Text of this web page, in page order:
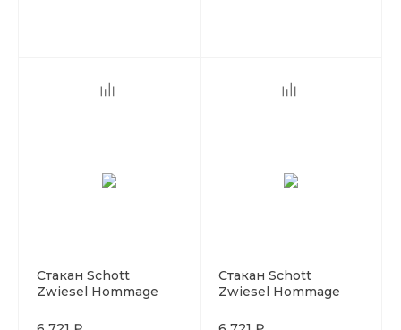
Стакан Schott
Zwiesel Hommage
Large 397 мл,
Стакан Schott
Zwiesel Hommage
Small 284 мл,